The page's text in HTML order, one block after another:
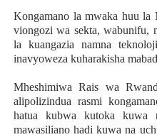
Kongamano la mwaka huu
viongozi wa sekta, wabunifu,
la kuangazia namna
inavyoweza kuharakisha
Mheshimiwa Rais wa
alipolizindua rasmi
hatua kubwa kutoka kuwa
mawasiliano hadi kuwa na